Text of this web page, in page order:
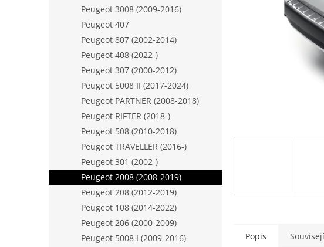
Peugeot 3008 (2009-2016)
Peugeot 407
Peugeot 807 (2002-2014)
Peugeot 408 (2022-)
Peugeot 307 (2000-2012)
Peugeot 5008 II (2017-2024)
Peugeot PARTNER (2008-2018)
Peugeot RIFTER (2018-)
Peugeot 508 (2010-2018)
Peugeot TRAVELLER (2016-)
Peugeot 301 (2002-)
Peugeot 2008 (2008-2019)
Peugeot 208 (2012-2019)
Peugeot 108 (2014-2022)
Peugeot 206 (2000-2009)
Peugeot 5008 I (2009-2016)
Popis